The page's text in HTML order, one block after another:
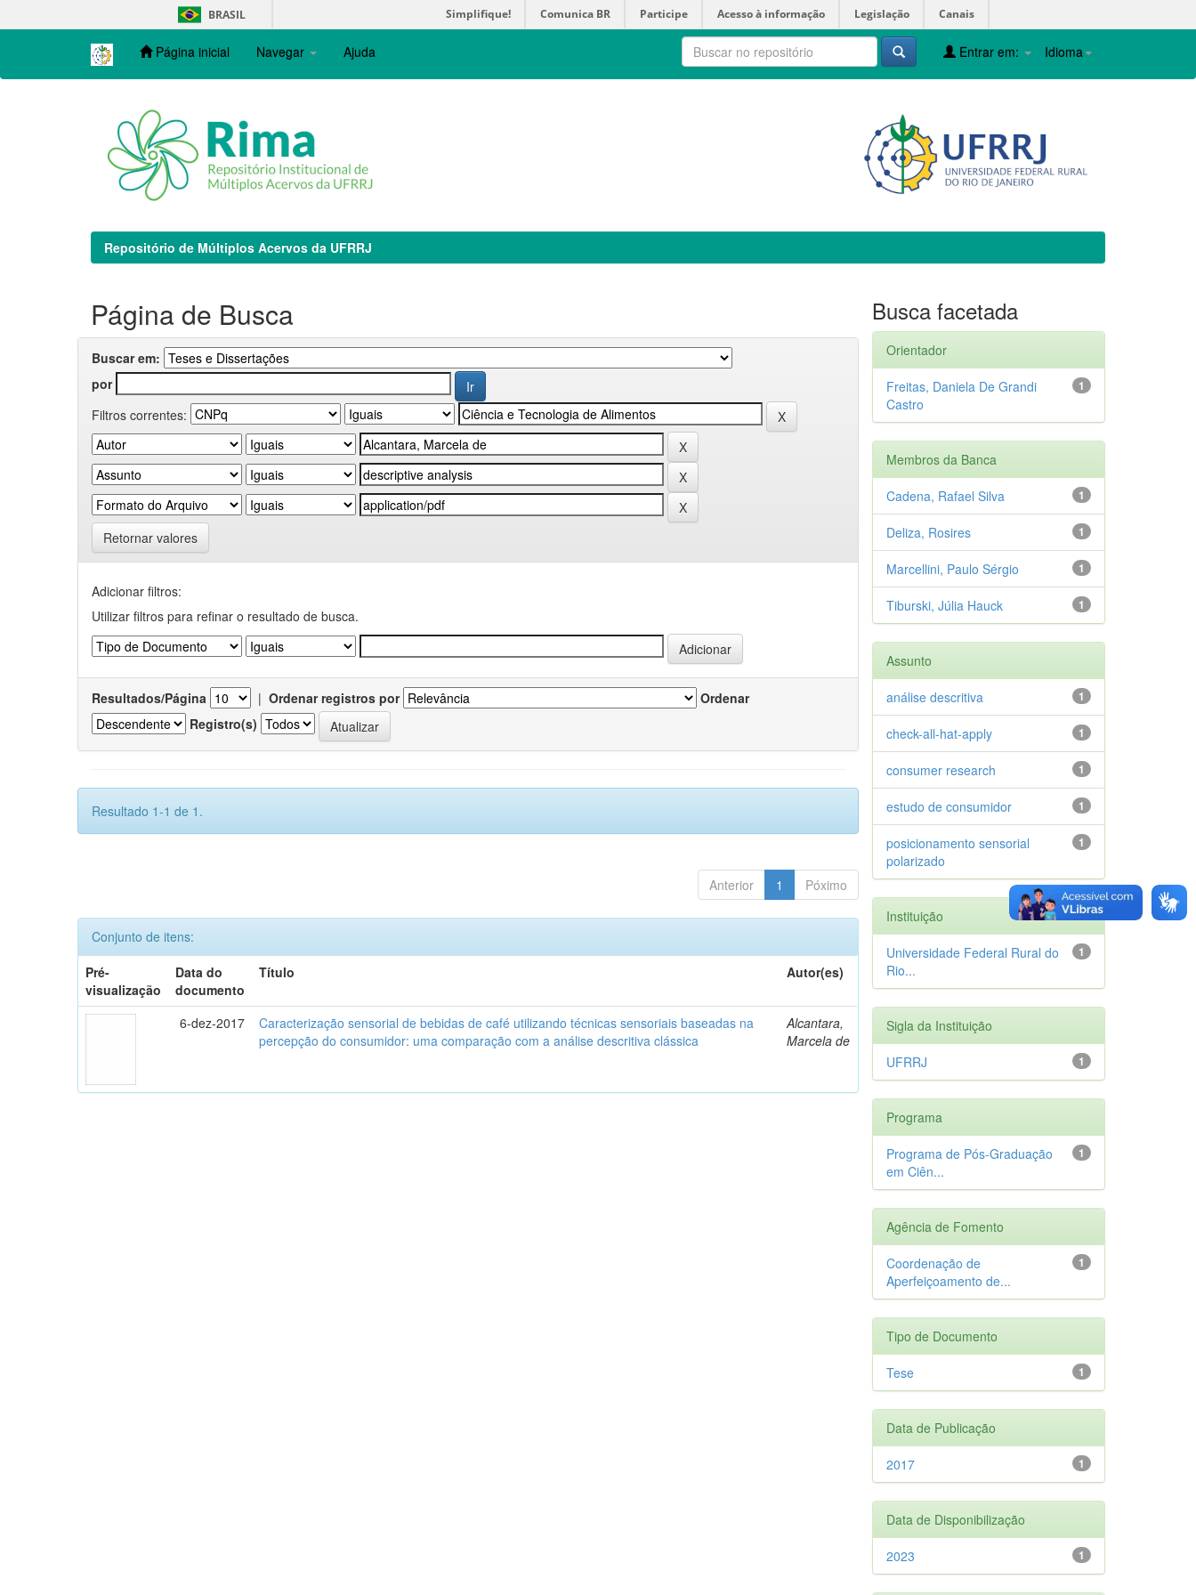
navigation
BRASIL Simplifique! Comunica BR Participe Acesso à informação Legislação Canais
Página inicial Navegar Ajuda Idioma
Entrar em:
Repositório de Múltiplos Acervos da UFRRJ
Página de Busca
Buscar em:
por
Filtros correntes:
Retornar valores
Adicionar filtros:
Utilizar filtros para refinar o resultado de busca.
Resultados/Página | Ordenar registros por
Ordenar
Registro(s)
Resultado 1-1 de 1.
Anterior 1 Póximo
Conjunto de itens:
Pré-
visualização
Data do
documento
Título Autor(es)
6-dez-2017
Caracterização sensorial de bebidas de café utilizando técnicas sensoriais baseadas na
percepção do consumidor: uma comparação com a análise descritiva clássica
Alcantara,
Marcela de
Busca facetada
Orientador
1
Freitas, Daniela De Grandi
Castro
Membros da Banca
1
Cadena, Rafael Silva
1
Deliza, Rosires
1
Marcellini, Paulo Sérgio
1
Tiburski, Júlia Hauck
Assunto
1
análise descritiva
1
check-all-hat-apply
1
consumer research
1
estudo de consumidor
1
posicionamento sensorial
polarizado
Instituição
1
Universidade Federal Rural do
Rio...
Sigla da Instituição
1
UFRRJ
Programa
1
Programa de Pós-Graduação
em Ciên...
Agência de Fomento
1
Coordenação de
Aperfeiçoamento de...
Tipo de Documento
1
Tese
Data de Publicação
1
2017
Data de Disponibilização
1
2023